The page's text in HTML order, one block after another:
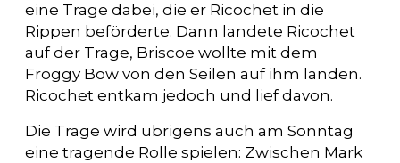
eine Trage dabei, die er Ricochet in die
Rippen beförderte. Dann landete Ricochet
auf der Trage, Briscoe wollte mit dem
Froggy Bow von den Seilen auf ihm landen.
Ricochet entkam jedoch und lief davon.
Die Trage wird übrigens auch am Sonntag
eine tragende Rolle spielen: Zwischen Mark